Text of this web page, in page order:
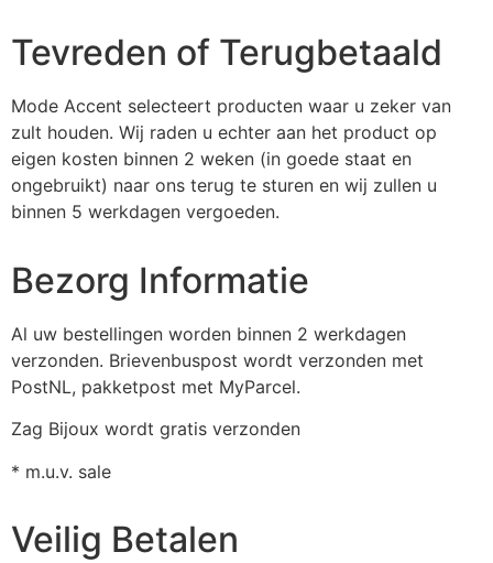
Tevreden of Terugbetaald
Mode Accent selecteert producten waar u zeker van
zult houden. Wij raden u echter aan het product op
eigen kosten binnen 2 weken (in goede staat en
ongebruikt) naar ons terug te sturen en wij zullen u
binnen 5 werkdagen vergoeden.
Bezorg Informatie
Al uw bestellingen worden binnen 2 werkdagen
verzonden. Brievenbuspost wordt verzonden met
PostNL, pakketpost met MyParcel.
Zag Bijoux wordt gratis verzonden
* m.u.v. sale
Veilig Betalen